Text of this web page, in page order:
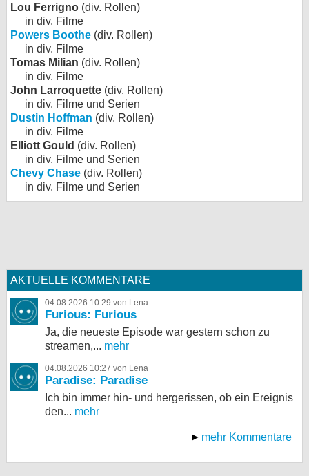
Lou Ferrigno (div. Rollen)
in div. Filme
Powers Boothe (div. Rollen)
in div. Filme
Tomas Milian (div. Rollen)
in div. Filme
John Larroquette (div. Rollen)
in div. Filme und Serien
Dustin Hoffman (div. Rollen)
in div. Filme
Elliott Gould (div. Rollen)
in div. Filme und Serien
Chevy Chase (div. Rollen)
in div. Filme und Serien
AKTUELLE KOMMENTARE
04.08.2026 10:29 von Lena
Furious: Furious
Ja, die neueste Episode war gestern schon zu
streamen,... mehr
04.08.2026 10:27 von Lena
Paradise: Paradise
Ich bin immer hin- und hergerissen, ob ein Ereignis
den... mehr
mehr Kommentare